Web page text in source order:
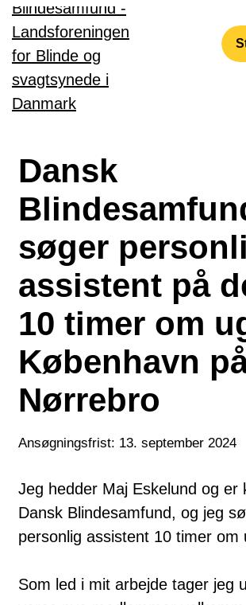
Gå til hovedindhold
Dansk
søger
assistent på
10 timer om
København
Nørrebro
Ansøgningsfrist: 13. september 2024
Jeg hedder Maj Eskelund og er
Dansk Blindesamfund, og jeg
personlig assistent 10 timer om
Som led i mit arbejde tager jeg